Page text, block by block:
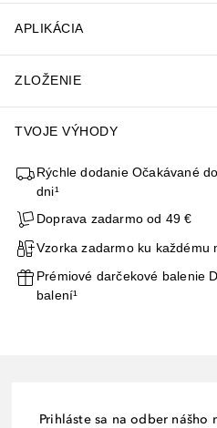
APLIKÁCIA
ZLOŽENIE
TVOJE VÝHODY
Rýchle dodanie Očakávané
dni¹
Doprava zadarmo od 49 €
Vzorka zadarmo ku každému
Prémiové darčekové balenie
balení¹
Prihláste sa na odber nášho